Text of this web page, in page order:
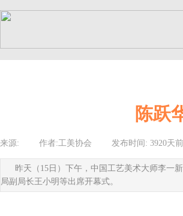
陈跃
来源: 作者:工美协会 发布时间: 3920天前
昨天（15日）下午，中国工艺美术大师李一
局副局长王小明等出席开幕式。